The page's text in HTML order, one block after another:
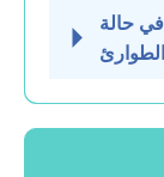
في حالة
الطوارئ